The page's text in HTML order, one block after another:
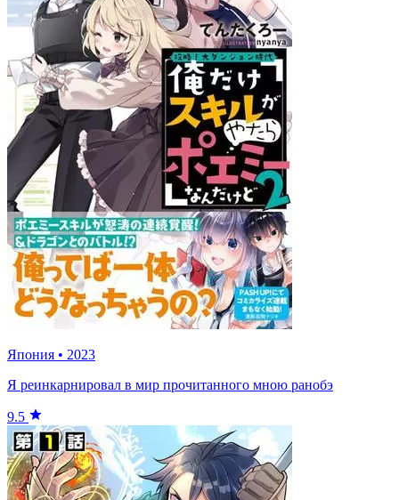
Япония • 2023
Я реинкарнировал в мир прочитанного мною ранобэ
9.5